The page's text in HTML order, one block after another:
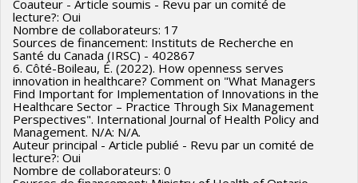
services: Centre intégré de santé et de services sociaux de
la Capitale-Nationale
Client principal: Responsable des politiques ou organisme de
règlementation
Résultat: Échange : Discussion des défis liés aux salles de
pilotage tactiques et opérationnelles, et recherche de
solutions. Utilisation : Développement d’un nouveau
modèle (design) de salle de pilotage tactique (facultatif pour
Coauteur - Article soumis - Revu par un comité de
lecture?: Oui
Nombre de collaborateurs: 17
Sources de financement: Instituts de Recherche en
Santé du Canada (IRSC) - 402867
6. Côté-Boileau, É. (2022). How openness serves
innovation in healthcare? Comment on "What Managers
Find Important for Implementation of Innovations in the
Healthcare Sector – Practice Through Six Management
Perspectives". International Journal of Health Policy and
Management. N/A: N/A.
Auteur principal - Article publié - Revu par un comité de
lecture?: Oui
Nombre de collaborateurs: 0